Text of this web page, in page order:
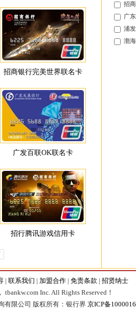
招商银行完美世界联名卡
广发百联OK联名卡
招行腾讯游戏信用卡
招
广
浦
渤
| 联系我们 | 加盟合作 | 免责条款 | 招贤纳士
tbankw.com Inc. All Rights Reserved！
有限公司 版权所有：银行界 京ICP备